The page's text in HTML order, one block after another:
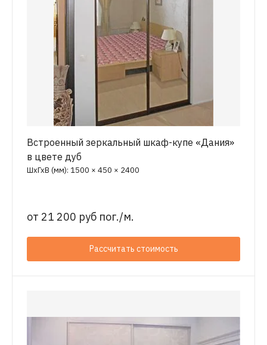
Встроенный зеркальный шкаф-купе «Дания»
в цвете дуб
ШхГхВ (мм): 1500 × 450 × 2400
от 21 200 руб пог./м.
Рассчитать стоимость